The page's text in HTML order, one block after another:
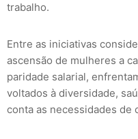
trabalho.
Entre as iniciativas
ascensão de mulheres a
paridade salarial,
voltados à diversidade,
conta as necessidades de